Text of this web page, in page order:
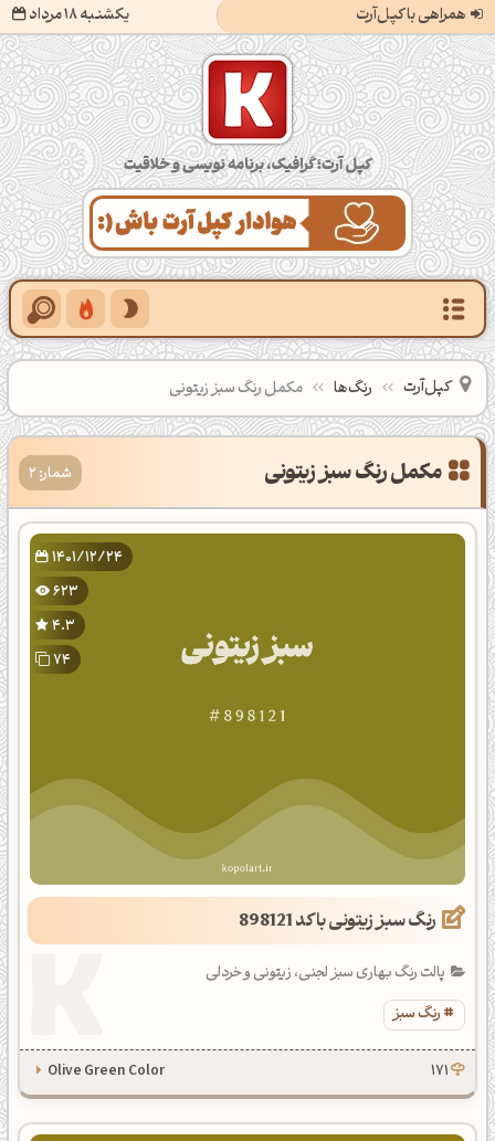
همراهی با کپل‌آرت یکشنبه 18 مرداد
کپل‌آرت؛ گرافیک، برنامه‌نویسی و خلاقیت
کپل‌آرت رنگ‌ها مکمل رنگ سبز زیتونی
شمار: 2
1401/12/24
623
4.3
74
رنگ سبز زیتونی با کد 898121
پالت رنگ بهاری سبز لجنی، زیتونی و خردلی
رنگ سبز
171
Olive Green Color